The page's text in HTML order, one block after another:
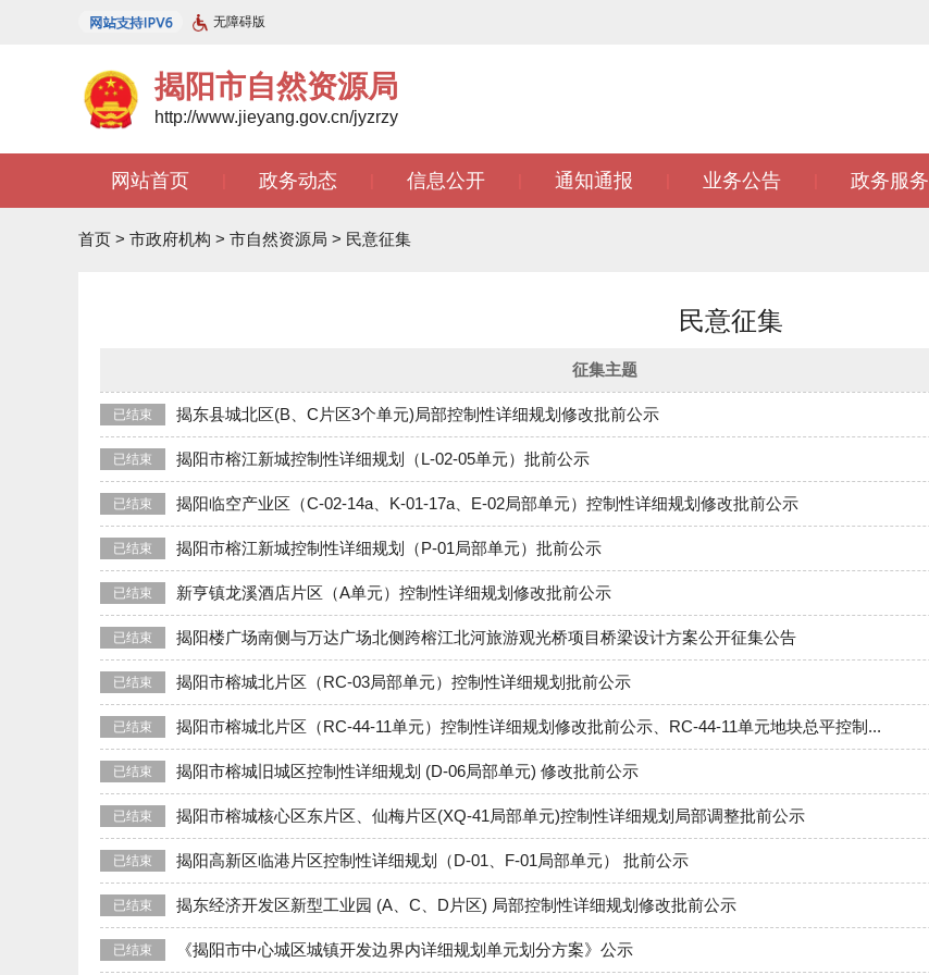
无障碍版
揭阳市自然资源局
http://www.jieyang.gov.cn/jyzrzy
网站首页 政务动态 信息公开 通知通报 业务公告 政务服务
知识库 | 开放广东 | 智能问答
首页 > 市政府机构 > 市自然资源局 > 民意征集
民意征集
征集主题
已结束 揭东县城北区(B、C片区3个单元)局部控制性详细规划修改批前公示
已结束 揭阳市榕江新城控制性详细规划（L-02-05单元）批前公示
已结束 揭阳临空产业区（C-02-14a、K-01-17a、E-02局部单元）控制性详细规划修改批前公示
已结束 揭阳市榕江新城控制性详细规划（P-01局部单元）批前公示
已结束 新亨镇龙溪酒店片区（A单元）控制性详细规划修改批前公示
已结束 揭阳楼广场南侧与万达广场北侧跨榕江北河旅游观光桥项目桥梁设计方案公开征集公告
已结束 揭阳市榕城北片区（RC-03局部单元）控制性详细规划批前公示
已结束 揭阳市榕城北片区（RC-44-11单元）控制性详细规划修改批前公示、RC-44-11单元地块总平控制...
已结束 揭阳市榕城旧城区控制性详细规划 (D-06局部单元) 修改批前公示
已结束 揭阳市榕城核心区东片区、仙梅片区(XQ-41局部单元)控制性详细规划局部调整批前公示
已结束 揭阳高新区临港片区控制性详细规划（D-01、F-01局部单元） 批前公示
已结束 揭东经济开发区新型工业园 (A、C、D片区) 局部控制性详细规划修改批前公示
已结束 《揭阳市中心城区城镇开发边界内详细规划单元划分方案》公示